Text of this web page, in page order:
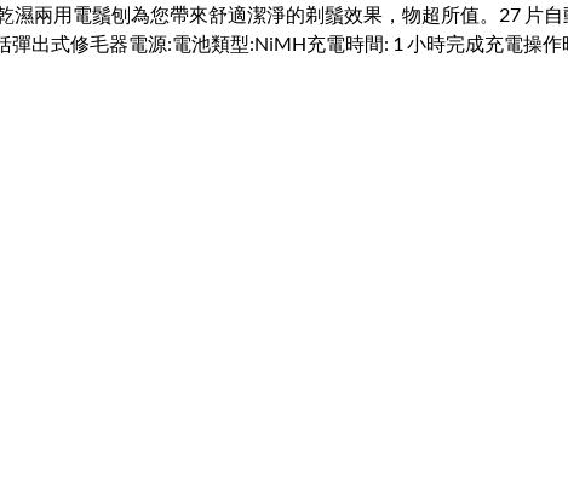
濕兩用電鬚刨為您帶來舒適潔淨的剃鬚效果，物超所值。27
彈出式修毛器電源:電池類型:NiMH充電時間: 1 小時完成充電操